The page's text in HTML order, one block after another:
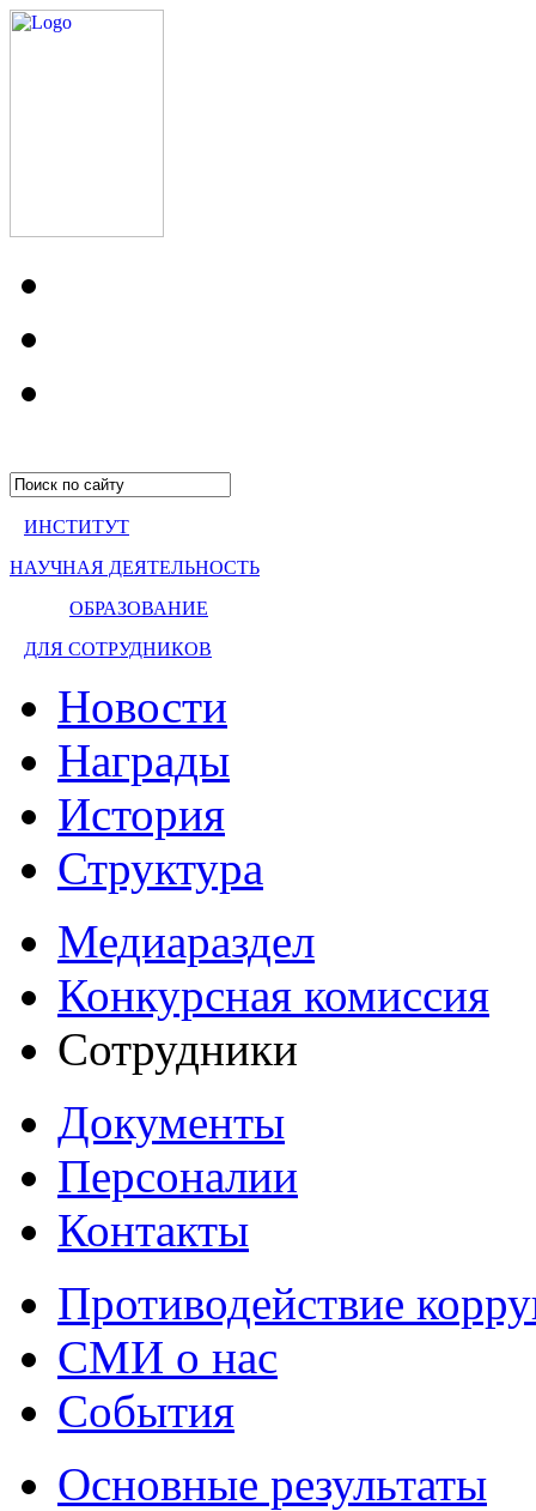
ИНСТИТУТ
НАУЧНАЯ ДЕЯТЕЛЬНОСТЬ
ОБРАЗОВАНИЕ
ДЛЯ СОТРУДНИКОВ
Новости
Награды
История
Структура
Медиараздел
Конкурсная комиссия
Сотрудники
Документы
Персоналии
Контакты
Противодействие
СМИ о нас
События
Основные результаты